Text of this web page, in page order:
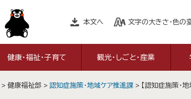
本文へ 文字の大きさ・色の
健康・福祉・子育て 観光・しごと・産業
> 健康福祉部 > 認知症施策・地域ケア推進課 > 【認知症施策・